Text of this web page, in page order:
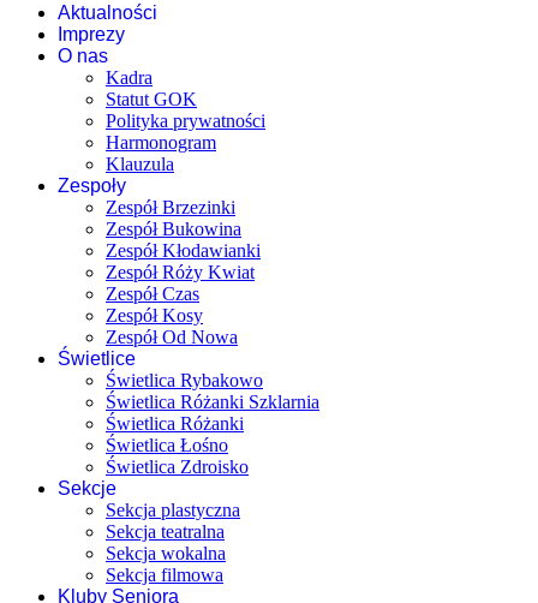
Aktualności
Imprezy
O nas
Kadra
Statut GOK
Polityka prywatności
Harmonogram
Klauzula
Zespoły
Zespół Brzezinki
Zespół Bukowina
Zespół Kłodawianki
Zespół Róży Kwiat
Zespół Czas
Zespół Kosy
Zespół Od Nowa
Świetlice
Świetlica Rybakowo
Świetlica Różanki Szklarnia
Świetlica Różanki
Świetlica Łośno
Świetlica Zdroisko
Sekcje
Sekcja plastyczna
Sekcja teatralna
Sekcja wokalna
Sekcja filmowa
Kluby Seniora